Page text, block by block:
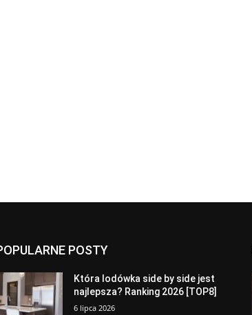
POSTY
Która lodówka side by side jest
najlepsza? Ranking 2026 [TOP8]
6 lipca 2026